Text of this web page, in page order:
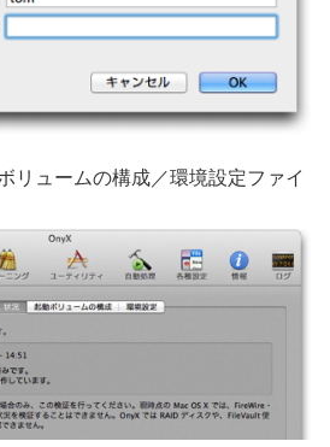
リュームの構成／環境設定ファイ